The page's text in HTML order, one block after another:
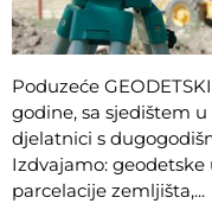
Poduzeće
godine, sa sjedištem
djelatnici s
Izdvajamo:
parcelacije zemljišta,...